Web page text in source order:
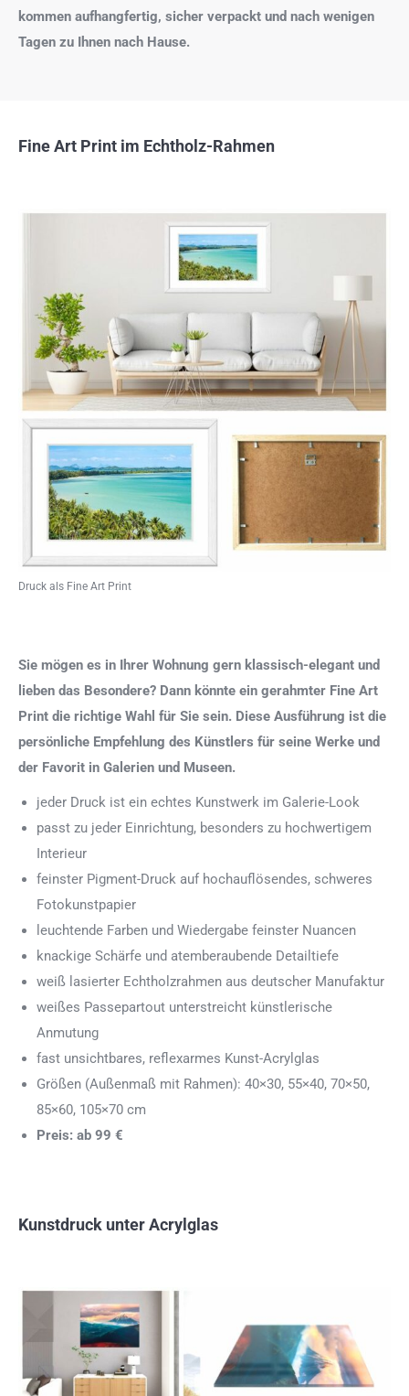
kommen aufhangfertig, sicher verpackt und nach wenigen
Tagen zu Ihnen nach Hause.
Fine Art Print im Echtholz-Rahmen
Druck als Fine Art Print
Sie mögen es in Ihrer Wohnung gern klassisch-elegant und
lieben das Besondere? Dann könnte ein gerahmter Fine Art
Print die richtige Wahl für Sie sein. Diese Ausführung ist die
persönliche Empfehlung des Künstlers für seine Werke und
der Favorit in Galerien und Museen.
jeder Druck ist ein echtes Kunstwerk im Galerie-Look
passt zu jeder Einrichtung, besonders zu hochwertigem
Interieur
feinster Pigment-Druck auf hochauflösendes, schweres
Fotokunstpapier
leuchtende Farben und Wiedergabe feinster Nuancen
knackige Schärfe und atemberaubende Detailtiefe
weiß lasierter Echtholzrahmen aus deutscher Manufaktur
weißes Passepartout unterstreicht künstlerische
Anmutung
fast unsichtbares, reflexarmes Kunst-Acrylglas
Größen (Außenmaß mit Rahmen): 40×30, 55×40, 70×50,
85×60, 105×70 cm
Preis: ab 99 €
Kunstdruck unter Acrylglas